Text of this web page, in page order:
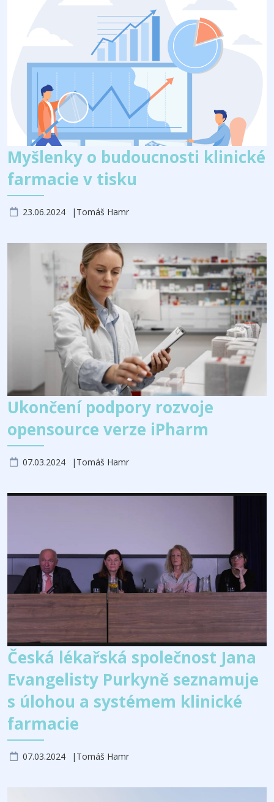
Myšlenky o budoucnosti klinické
farmacie v tisku
23.06.2024 Tomáš Hamr
Ukončení podpory rozvoje
opensource verze iPharm
07.03.2024 Tomáš Hamr
Česká lékařská společnost Jana
Evangelisty Purkyně seznamuje
s úlohou a systémem klinické
farmacie
07.03.2024 Tomáš Hamr